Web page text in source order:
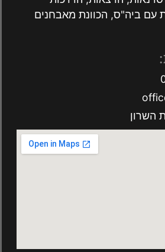
עם ביה"ס, הכוונת מאבחנים